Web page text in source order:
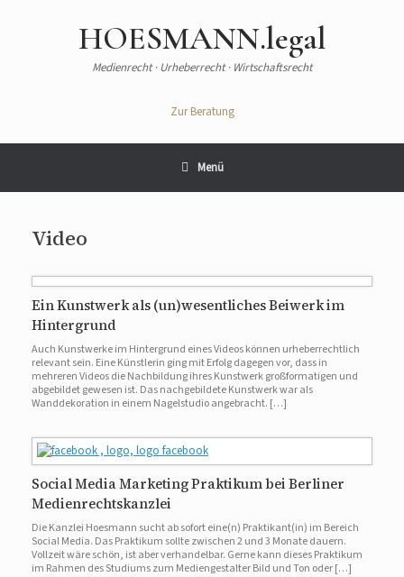
HOESMANN.legal
Medienrecht · Urheberrecht · Wirtschaftsrecht
Zur Beratung
Menü
Video
Ein Kunstwerk als (un)wesentliches Beiwerk im
Hintergrund
Auch Kunstwerke im Hintergrund eines Videos können urheberrechtlich
relevant sein. Eine Künstlerin ging mit Erfolg dagegen vor, dass in
mehreren Videos die Nachbildung ihres Kunstwerk großformatigen und
abgebildet gewesen ist. Das nachgebildete Kunstwerk war als
Wanddekoration in einem Nagelstudio angebracht. […]
Social Media Marketing Praktikum bei Berliner
Medienrechtskanzlei
Die Kanzlei Hoesmann sucht ab sofort eine(n) Praktikant(in) im Bereich
Social Media. Das Praktikum sollte zwischen 2 und 3 Monate dauern.
Vollzeit wäre schön, ist aber verhandelbar. Gerne kann dieses Praktikum
im Rahmen des Studiums zum Mediengestalter Bild und Ton oder […]